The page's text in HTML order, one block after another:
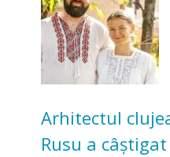
Arhitectul
Rusu a